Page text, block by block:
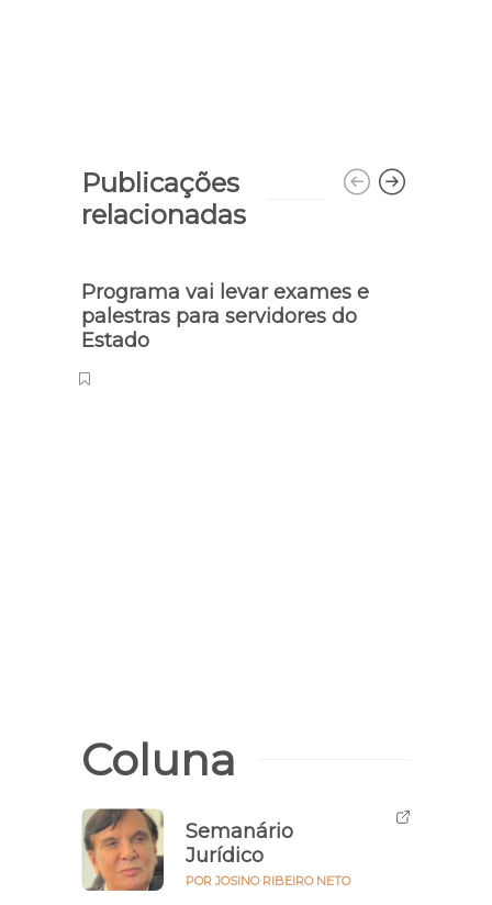
Publicações
relacionadas
Programa vai levar exames e
palestras para servidores do
Estado
Coluna
Semanário
Jurídico
POR JOSINO RIBEIRO NETO